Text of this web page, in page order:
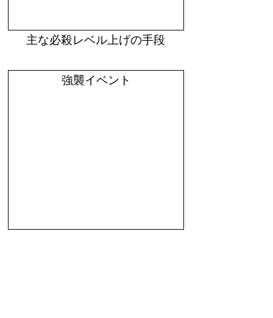
主な必殺レベル上げの手段
強襲イベント